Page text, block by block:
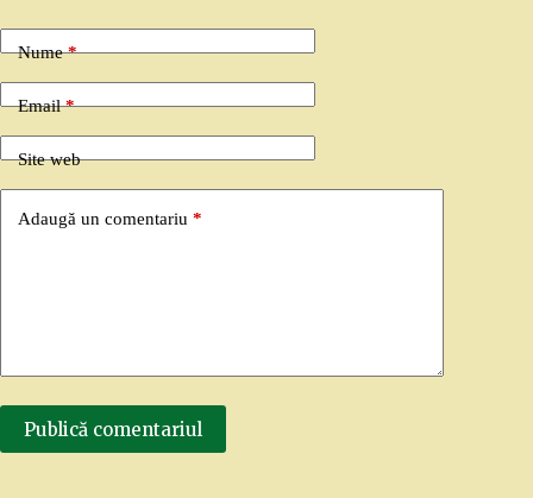
Nume*
Email*
Site web
Adaugă un comentariu *
Publică comentariul